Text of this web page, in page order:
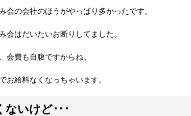
会の会社のほうがやっぱり多かったです。
会はだいたいお断りしてました。
会費も自腹ですからね。
お給料なくなっちゃいます。
ないけど･･･